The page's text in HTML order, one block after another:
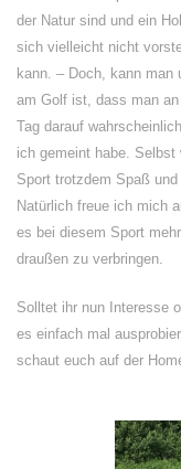
der Natur sind und ein
sich vielleicht nicht
kann. – Doch, kann
am Golf ist, dass man
Tag darauf
ich gemeint habe.
Sport trotzdem Spaß
Natürlich freue ich mich
es bei diesem Sport
draußen zu verbringen.
Solltet ihr nun Interesse
es einfach mal
schaut euch auf der